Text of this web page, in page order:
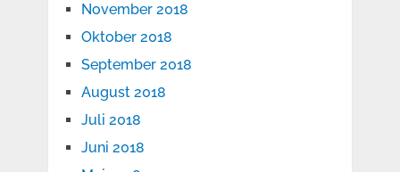
November 2018
Oktober 2018
September 2018
August 2018
Juli 2018
Juni 2018